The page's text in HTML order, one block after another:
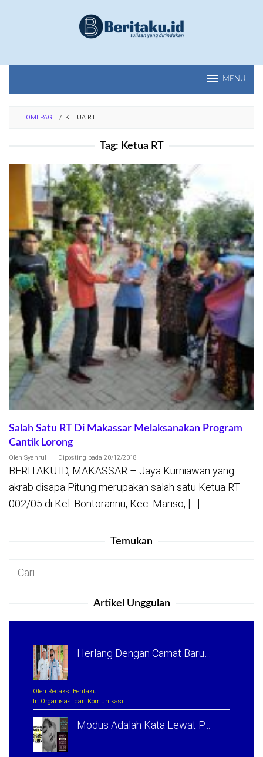
MENU
HOMEPAGE / KETUA RT
Tag: Ketua RT
Salah Satu RT Di Makassar Melaksanakan Program
Cantik Lorong
Oleh Syahrul Diposting pada 20/12/2018
BERITAKU.ID, MAKASSAR – Jaya Kurniawan yang
akrab disapa Pitung merupakan salah satu Ketua RT
002/05 di Kel. Bontorannu, Kec. Mariso, […]
Temukan
Cari
Artikel Unggulan
Herlang Dengan Camat Baru…
Oleh Redaksi Beritaku
In Organisasi dan Komunikasi
Modus Adalah Kata Lewat P…